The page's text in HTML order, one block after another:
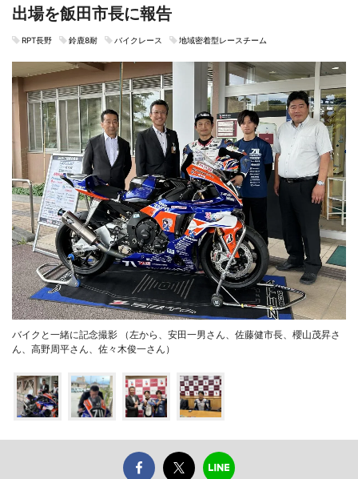
出場を飯田市長に報告
RPT長野 鈴鹿8耐 バイクレース 地域密着型レースチーム
バイクと一緒に記念撮影 （左から、安田一男さん、佐藤健市長、櫻山茂昇さ
ん、高野周平さん、佐々木俊一さん）